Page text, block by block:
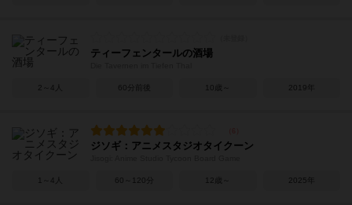
ティーフェンタールの酒場
2～4人 60分前後 10歳～ 2019年
ジソギ：アニメスタジオタイクーン
1～4人 60～120分 12歳～ 2025年